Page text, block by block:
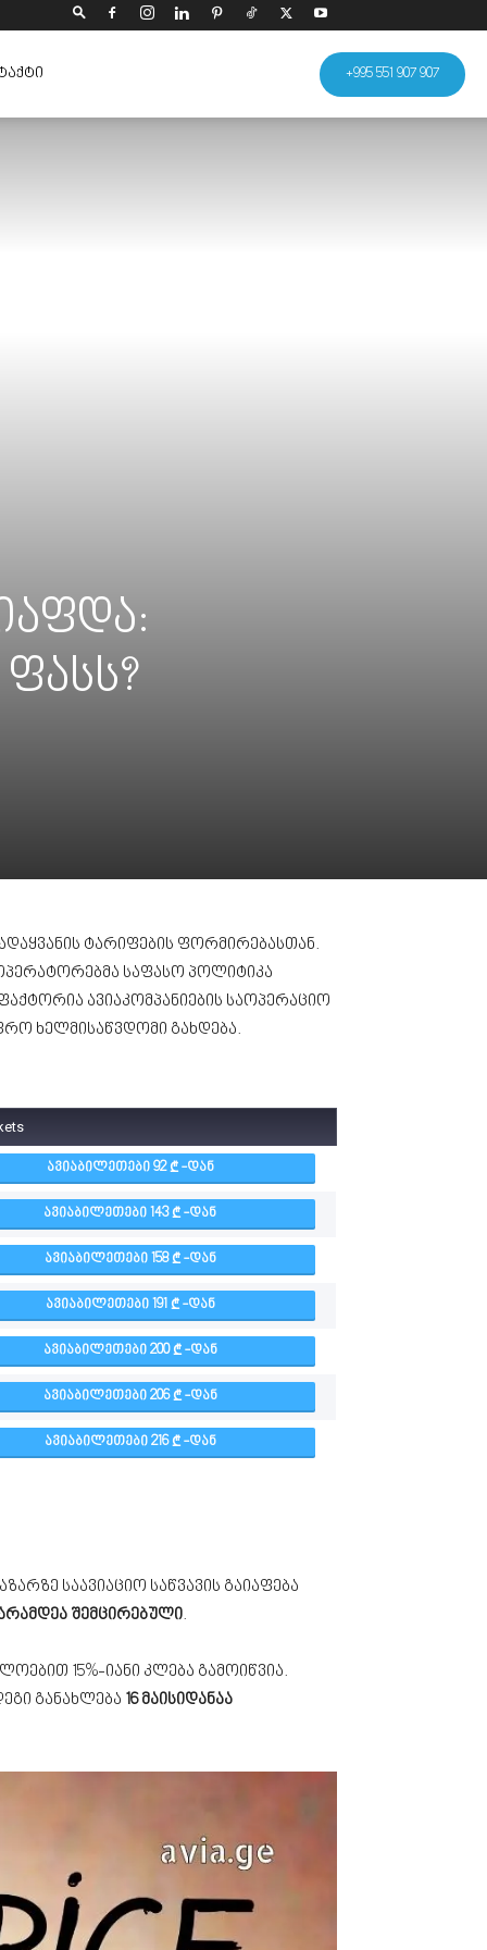
+995 551 907 907
ტარიფების ფორმირებასთან.
საფასო პოლიტიკა
ავიაკომპანიების საოპერაციო
ხელმისაწვდომი გახდება.
ᲐᲕᲘᲐᲑᲘᲚᲔᲗᲔᲑᲘ 92 -ᲓᲐᲜ
ᲐᲕᲘᲐᲑᲘᲚᲔᲗᲔᲑᲘ 143 -ᲓᲐᲜ
ᲐᲕᲘᲐᲑᲘᲚᲔᲗᲔᲑᲘ 158 -ᲓᲐᲜ
ᲐᲕᲘᲐᲑᲘᲚᲔᲗᲔᲑᲘ 191 -ᲓᲐᲜ
ᲐᲕᲘᲐᲑᲘᲚᲔᲗᲔᲑᲘ 200 -ᲓᲐᲜ
ᲐᲕᲘᲐᲑᲘᲚᲔᲗᲔᲑᲘ 206 -ᲓᲐᲜ
ᲐᲕᲘᲐᲑᲘᲚᲔᲗᲔᲑᲘ 216 -ᲓᲐᲜ
საავიაციო საწვავის გაიაფება
შემცირებული.
15%-იანი კლება გამოიწვია.
განახლება 16 მაისიდანაა